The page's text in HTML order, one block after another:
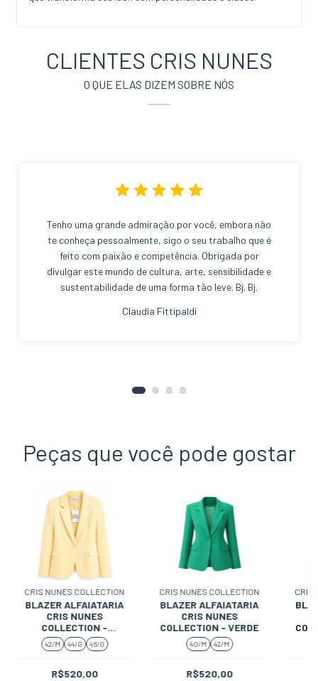
CLIENTES CRIS NUNES
O QUE ELAS DIZEM SOBRE NÓS
Tenho uma grande admiração por você, embora não
te conheça pessoalmente, sigo o seu trabalho que é
feito com paixão e competência. Obrigada por
divulgar este mundo de cultura, arte, sensibilidade e
sustentabilidade de uma forma tão leve. Bj. Bj.
Claudia Fittipaldi
Peças que você pode gostar
CRIS NUNES COLLECTION
BLAZER ALFAIATARIA
CRIS NUNES
COLLECTION -
BAUNILHA
42/M 44/G 46/G
R$520,00
CRIS NUNES COLLECTION
BLAZER ALFAIATARIA
CRIS NUNES
COLLECTION - VERDE
40/M 42/M
R$520,00
CRIS